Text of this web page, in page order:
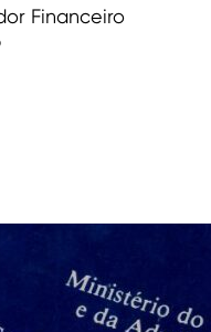
Financeiro